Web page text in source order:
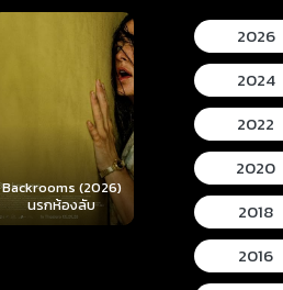
Backrooms (2026)
นรกห้องลับ
Hokum (2026) ห้อง
กุมวิญญาณ
2026
2024
2022
2020
2018
2016